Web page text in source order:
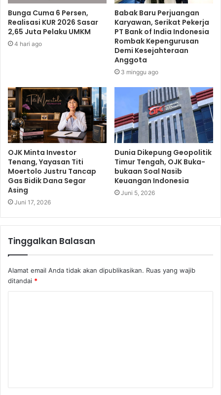
Bunga Cuma 6 Persen,
Realisasi KUR 2026 Sasar
2,65 Juta Pelaku UMKM
4 hari ago
Babak Baru Perjuangan
Karyawan, Serikat Pekerja
PT Bank of India Indonesia
Rombak Kepengurusan
Demi Kesejahteraan
Anggota
3 minggu ago
OJK Minta Investor
Tenang, Yayasan Titi
Moertolo Justru Tancap
Gas Bidik Dana Segar
Asing
Juni 17, 2026
Dunia Dikepung Geopolitik
Timur Tengah, OJK Buka-
bukaan Soal Nasib
Keuangan Indonesia
Juni 5, 2026
Tinggalkan Balasan
Alamat email Anda tidak akan dipublikasikan. Ruas yang wajib
ditandai *